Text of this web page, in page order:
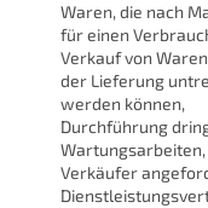
Waren, die nach
für einen
Verkauf von
der Lieferung
werden können,
Durchführung
Verkäufer